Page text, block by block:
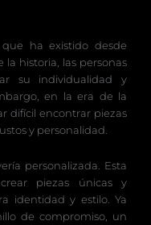
ha existido desde
historia, las personas
su individualidad y
en la era de la
difícil encontrar piezas
y personalidad.
personalizada. Esta
piezas únicas y
identidad y estilo. Ya
de compromiso, un